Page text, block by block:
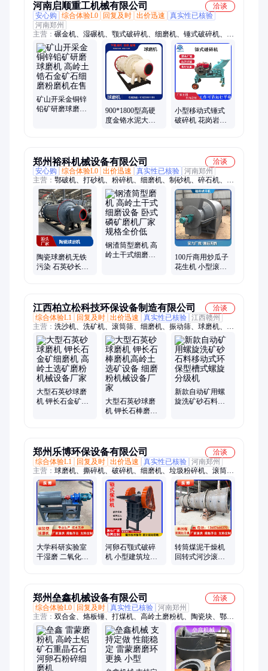
河南启顺重工机械有限公司
洽谈
安心购
综合体验L0 回复及时 出价迅速
真实性已核验
河南郑州
主营： 碾金机、湿碾机、颚式破碎机、细磨机、锤式破碎机、球
磨机、膨化机、颗粒机、木材粉碎机
矿山开采金铜锌
铅矿研磨球磨机
900*1800型高硬
度金铬水泥大理
小型移动式锤式
破碎机 花岗岩碎
郑州裕科机械设备有限公司
洽谈
安心购
综合体验L0 出价迅速 真实性已核验 河南郑州
主营： 鄂破机、打砂机、粉碎机、细磨机、制砂机、碎石机、颚
破机、破碎机、立轴制砂机、球磨机、立轴数控制砂机、箱式破
碎机、转筒烘干机、砂子烘干机、河沙烘干机、反击式破碎机、
石灰石破碎机、磨粉机
陶瓷球磨机无铁
污染 石英砂长石
钢渣筒型磨机 高
岭土干式细磨设
100斤商用炒瓜子
花生机 小型滚筒
江西柏立松科技环保设备制造有限公司
洽谈
综合体验L1
回复及时 出价迅速 真实性已核验 江西赣州
主营： 洗沙机、洗矿机、滚筒筛、细磨机、振动筛、球磨机、环
保设备、实验室机器、给料机、螺旋分级机、轮斗洗沙机、圆筒
洗矿机、跳汰机
大型石英砂球磨
机 钾长石金矿细
大型石英砂球磨
机 钾长石棒磨机
新款自动矿用螺
旋洗矿砂石料移
郑州乐博环保设备有限公司
洽谈
综合体验L1
回复及时 出价迅速 真实性已核验 河南郑州
主营： 球磨机、撕碎机、破碎机、细磨机、垃圾粉碎机、滚筒烘
干机、建筑材料破碎、烘干机、磨粉机
大学科研实验室
干湿磨 二氧化皓
河卵石颚式破碎
机 小型建筑垃圾
转筒煤泥干燥机
回转式河沙滚筒
郑州垒鑫机械设备有限公司
洽谈
综合体验L0
回复及时 真实性已核验 河南郑州
主营： 双合金、烙板锤、打煤机、高岭土磨粉机、陶瓷块、鄂破
机、洗砂机、雷蒙磨、大理石、热处理、分选机、梅花架、粉碎
机、铲刀筒、铲刀座、砂设备、振动筛、二手锤、制砂机、双金
属、筛石机、边护板、雷蒙磨配件、雷蒙磨磨辊、雷蒙磨磨环、
雷蒙磨铲刀